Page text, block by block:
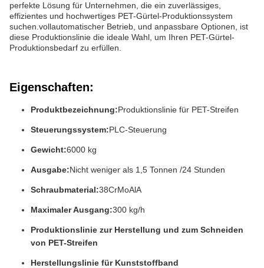
perfekte Lösung für Unternehmen, die ein zuverlässiges,
effizientes und hochwertiges PET-Gürtel-Produktionssystem
suchen.vollautomatischer Betrieb, und anpassbare Optionen, ist
diese Produktionslinie die ideale Wahl, um Ihren PET-Gürtel-
Produktionsbedarf zu erfüllen.
Eigenschaften:
Produktbezeichnung:Produktionslinie für PET-Streifen
Steuerungssystem:PLC-Steuerung
Gewicht:6000 kg
Ausgabe:Nicht weniger als 1,5 Tonnen /24 Stunden
Schraubmaterial:38CrMoAlA
Maximaler Ausgang:300 kg/h
Produktionslinie zur Herstellung und zum Schneiden
von PET-Streifen
Herstellungslinie für Kunststoffband